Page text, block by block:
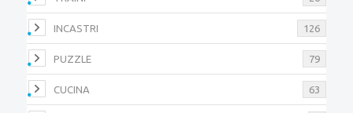
INCASTRI 126
PUZZLE 79
CUCINA 63